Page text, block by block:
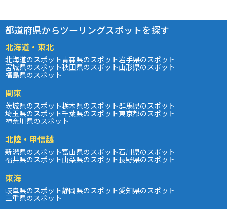
都道府県からツーリングスポットを探す
北海道・東北
北海道のスポット青森県のスポット岩手県のスポット
宮城県のスポット秋田県のスポット山形県のスポット
福島県のスポット
関東
茨城県のスポット栃木県のスポット群馬県のスポット
埼玉県のスポット千葉県のスポット東京都のスポット
神奈川県のスポット
北陸・甲信越
新潟県のスポット富山県のスポット石川県のスポット
福井県のスポット山梨県のスポット長野県のスポット
東海
岐阜県のスポット静岡県のスポット愛知県のスポット
三重県のスポット